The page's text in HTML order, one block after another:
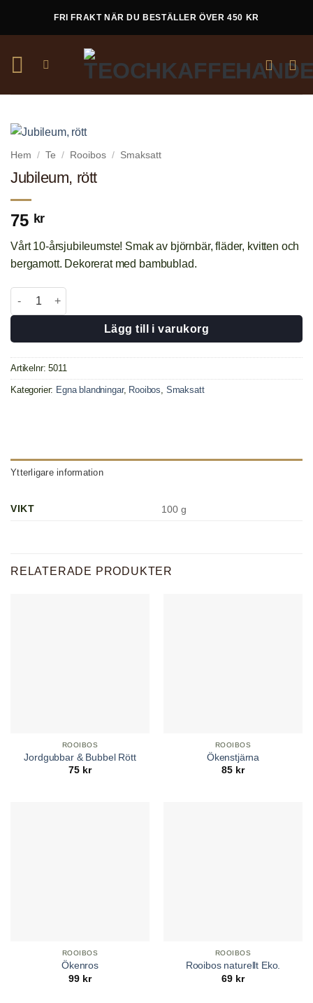
FRI FRAKT NÄR DU BESTÄLLER ÖVER 450 KR
Hem / Te / Rooibos / Smaksatt
Jubileum, rött
75 kr
Vårt 10-årsjubileumste! Smak av björnbär, fläder, kvitten och
bergamott. Dekorerat med bambublad.
Jubileum, rött mängd
Lägg till i varukorg
Artikelnr:5011
Kategorier: Egna blandningar, Rooibos Smaksatt
Ytterligare information
VIKT 100 g
RELATERADE PRODUKTER
ROOIBOS
Jordgubbar & Bubbel Rött
75 kr
ROOIBOS
Ökenstjärna
85 kr
ROOIBOS
Ökenros
99 kr
ROOIBOS
Rooibos naturellt Eko.
69 kr